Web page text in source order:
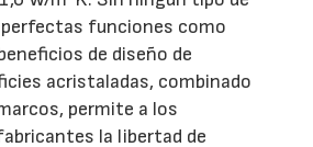
perfectas funciones como
de diseño de
acristaladas, combinado
permite a los
la libertad de